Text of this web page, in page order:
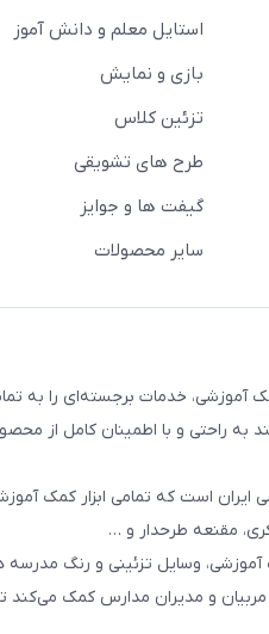
استایل معلم و دانش آموز
بازی و نمایش
تزئین کلاس
طرح های تشویقی
گیفت ها و جوایز
سایر محصولات
آموزشی، خدمات برجسته‌ای را به
راحتی و با اطمینان کامل از
است که تمامی ابزار کمک
مقنعه طرحدار و …
وسایل تزئینی و رنگ
مربیان و مدیران مدارس کمک